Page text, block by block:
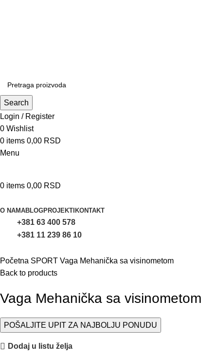
Search
Login / Register
0 Wishlist
0 items 0,00 RSD
Menu
0 items 0,00 RSD
O NAMABLOGPROJEKTIKONTAKT
+381 63 400 578
+381 11 239 86 10
Početna SPORT Vaga Mehanička sa visinometom
Back to products
Vaga Mehanička sa visinometom
POŠALJITE UPIT ZA NAJBOLJU PONUDU
Dodaj u listu želja